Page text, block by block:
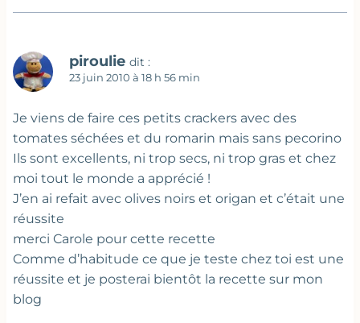
piroulie dit :
23 juin 2010 à 18 h 56 min
Je viens de faire ces petits crackers avec des
tomates séchées et du romarin mais sans pecorino
Ils sont excellents, ni trop secs, ni trop gras et chez
moi tout le monde a apprécié !
J’en ai refait avec olives noirs et origan et c’était une
réussite
merci Carole pour cette recette
Comme d’habitude ce que je teste chez toi est une
réussite et je posterai bientôt la recette sur mon
blog